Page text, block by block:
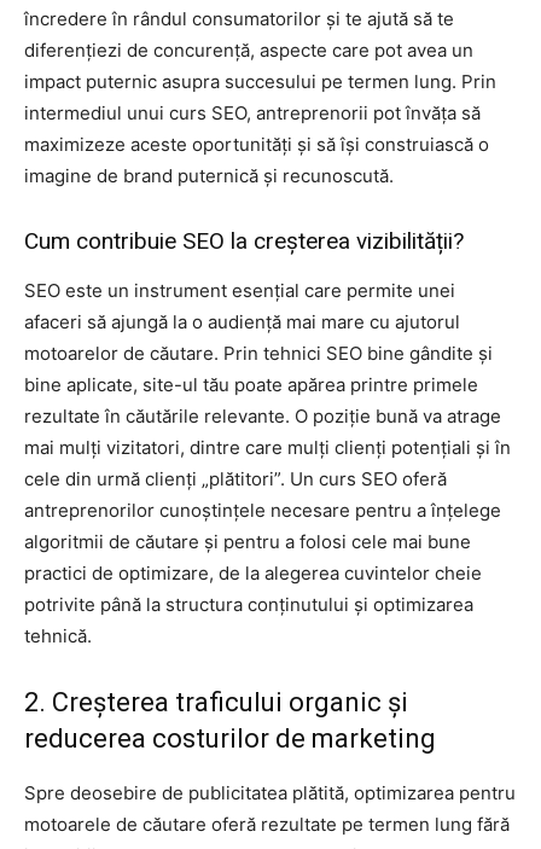
încredere în rândul consumatorilor și te ajută să te
diferențiezi de concurență, aspecte care pot avea un
impact puternic asupra succesului pe termen lung. Prin
intermediul unui curs SEO, antreprenorii pot învăța să
maximizeze aceste oportunități și să își construiască o
imagine de brand puternică și recunoscută.
Cum contribuie SEO la creșterea vizibilității?
SEO este un instrument esențial care permite unei
afaceri să ajungă la o audiență mai mare cu ajutorul
motoarelor de căutare. Prin tehnici SEO bine gândite și
bine aplicate, site-ul tău poate apărea printre primele
rezultate în căutările relevante. O poziție bună va atrage
mai mulți vizitatori, dintre care mulți clienți potențiali și în
cele din urmă clienți „plătitori”. Un curs SEO oferă
antreprenorilor cunoștințele necesare pentru a înțelege
algoritmii de căutare și pentru a folosi cele mai bune
practici de optimizare, de la alegerea cuvintelor cheie
potrivite până la structura conținutului și optimizarea
tehnică.
2. Creșterea traficului organic și
reducerea costurilor de marketing
Spre deosebire de publicitatea plătită, optimizarea pentru
motoarele de căutare oferă rezultate pe termen lung fără